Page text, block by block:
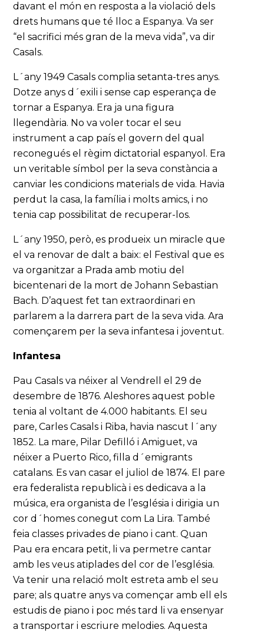
davant el món en resposta a la violació dels
drets humans que té lloc a Espanya. Va ser
“el sacrifici més gran de la meva vida”, va dir
Casals.
L´any 1949 Casals complia setanta-tres anys.
Dotze anys d´exili i sense cap esperança de
tornar a Espanya. Era ja una figura
llegendària. No va voler tocar el seu
instrument a cap país el govern del qual
reconegués el règim dictatorial espanyol. Era
un veritable símbol per la seva constància a
canviar les condicions materials de vida. Havia
perdut la casa, la família i molts amics, i no
tenia cap possibilitat de recuperar-los.
L´any 1950, però, es produeix un miracle que
el va renovar de dalt a baix: el Festival que es
va organitzar a Prada amb motiu del
bicentenari de la mort de Johann Sebastian
Bach. D’aquest fet tan extraordinari en
parlarem a la darrera part de la seva vida. Ara
començarem per la seva infantesa i joventut.
Infantesa
Pau Casals va néixer al Vendrell el 29 de
desembre de 1876. Aleshores aquest poble
tenia al voltant de 4.000 habitants. El seu
pare, Carles Casals i Riba, havia nascut l´any
1852. La mare, Pilar Defilló i Amiguet, va
néixer a Puerto Rico, filla d´emigrants
catalans. Es van casar el juliol de 1874. El pare
era federalista republicà i es dedicava a la
música, era organista de l’església i dirigia un
cor d´homes conegut com La Lira. També
feia classes privades de piano i cant. Quan
Pau era encara petit, li va permetre cantar
amb les veus atiplades del cor de l’església.
Va tenir una relació molt estreta amb el seu
pare; als quatre anys va començar amb ell els
estudis de piano i poc més tard li va ensenyar
a transportar i escriure melodies. Aquesta